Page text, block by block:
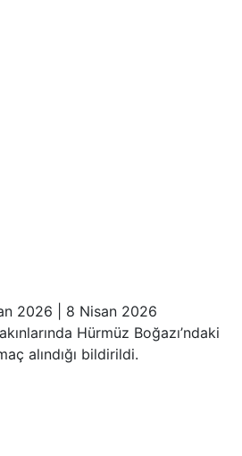
2026
8 Nisan 2026
Hürmüz Boğazı’ndaki
alındığı bildirildi.